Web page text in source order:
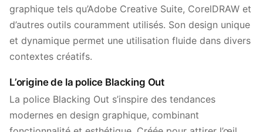
graphique tels qu’Adobe Creative Suite, CorelDRAW et
d’autres outils couramment utilisés. Son design unique
et dynamique permet une utilisation fluide dans divers
contextes créatifs.
L’origine de la police Blacking Out
La police Blacking Out s’inspire des tendances
modernes en design graphique, combinant